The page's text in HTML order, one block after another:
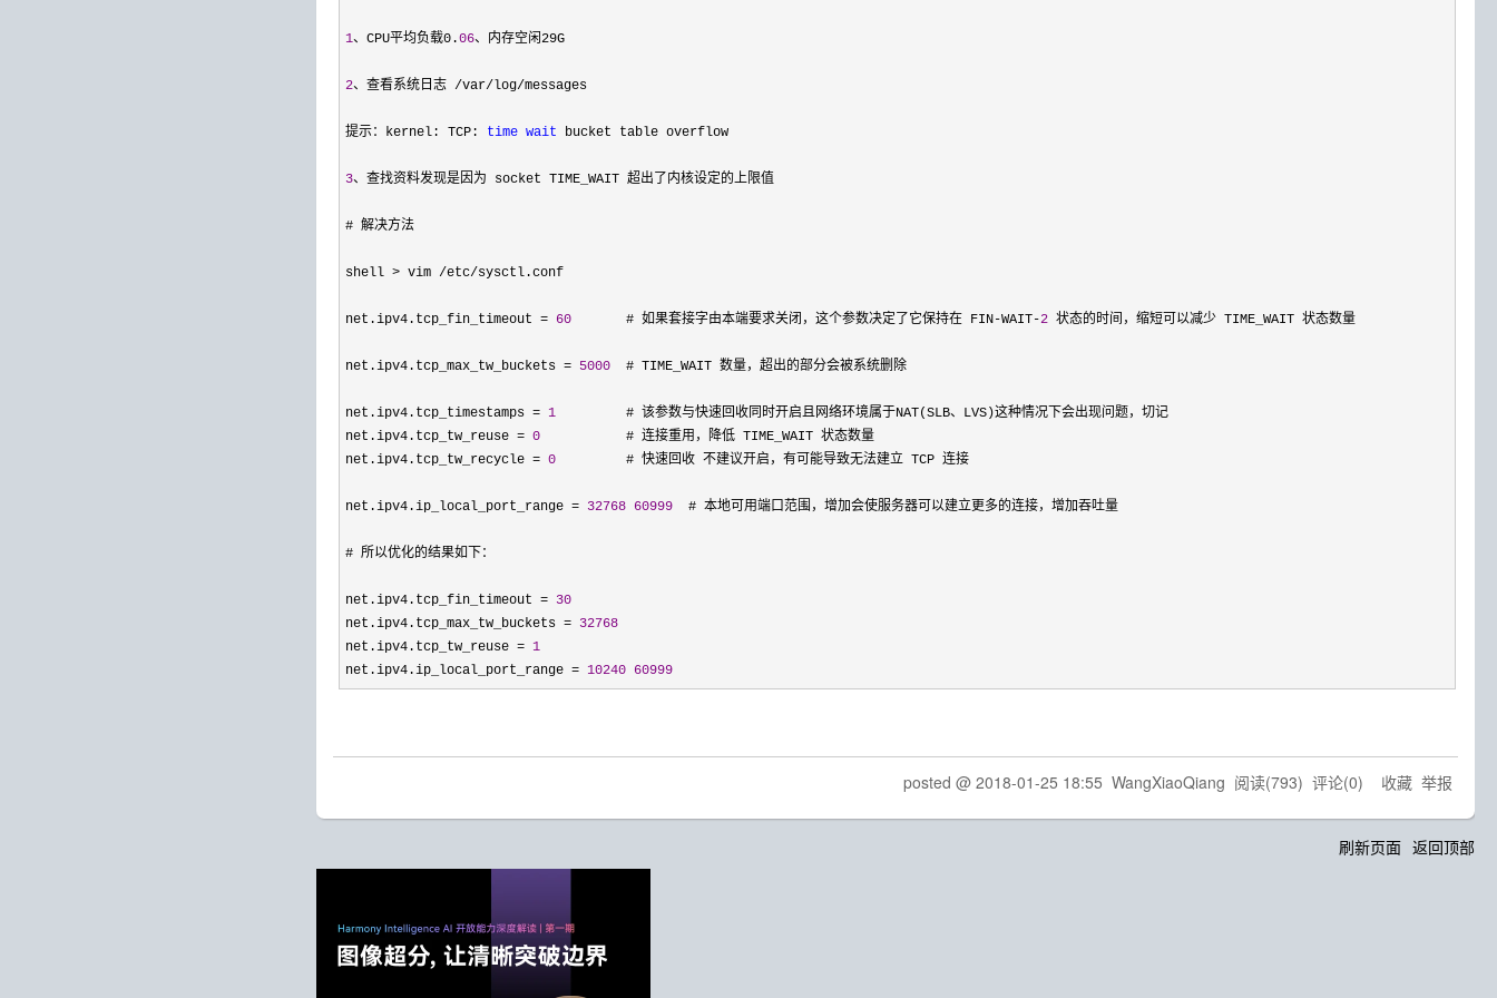
1、CPU平均负载0.06、内存空闲29G
2、查看系统日志 /var/log/messages
提示：kernel: TCP: time wait bucket table overflow
3、查找资料发现是因为 socket TIME_WAIT 超出了内核设定的上限值
# 解决方法
shell > vim /etc/sysctl.conf
net.ipv4.tcp_fin_timeout = 60
       # 如果套接字由本端要求关闭，这个参数决定了它保持在 FIN-WAIT-
2 状态的时间，缩短可以减少 TIME_WAIT 状态数量
net.ipv4.tcp_max_tw_buckets = 5000
  # TIME_WAIT 数量，超出的部分会被系统删除
net.ipv4.tcp_timestamps = 1
         # 该参数与快速回收同时开启且网络环境属于NAT(SLB、LVS)这种情况下会出现问题，切记
net.ipv4.tcp_tw_reuse = 0
           # 连接重用，降低 TIME_WAIT 状态数量
net.ipv4.tcp_tw_recycle = 0
         # 快速回收 不建议开启，有可能导致无法建立 TCP 连接
net.ipv4.ip_local_port_range = 32768 60999
  # 本地可用端口范围，增加会使服务器可以建立更多的连接，增加吞吐量
# 所以优化的结果如下：
net.ipv4.tcp_fin_timeout = 30
net.ipv4.tcp_max_tw_buckets = 32768
net.ipv4.tcp_tw_reuse = 1
net.ipv4.ip_local_port_range = 10240 60999
posted @ 2018-01-25 18:55 WangXiaoQiang 阅读(793) 评论(0) 收藏 举报
刷新页面 返回顶部